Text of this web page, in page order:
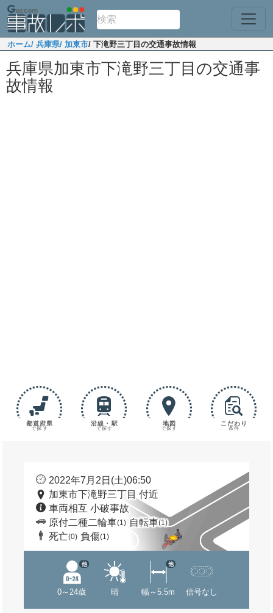
ホーム/ 兵庫県/ 加東市/ 下滝野三丁目の交通事故情報
兵庫県加東市下滝野三丁目の交通事
故情報
都道府県
で探す
沿線・駅
で探す
地図
で探す
こだわり
条件
2022年7月2日(土)06:50
加東市下滝野三丁目 付近
車両相互 小破事故
原付二種二輪車(1) 自転車(1)
死亡(0) 負傷(1)
0～24歳
他
晴 幅～5.5m
他
信号なし